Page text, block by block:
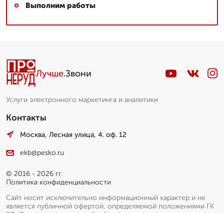
Выполним работы
Лучше.Звони
Услуги электронного маркетинга и аналитики
Контакты
Москва, Лесная улица, 4. оф. 12
ekb@pesko.ru
© 2016 - 2026 гг.
Политика конфиденциальности
Сайт носит исключительно информационный характер и не
является публичной офертой, определяемой положениями ГК